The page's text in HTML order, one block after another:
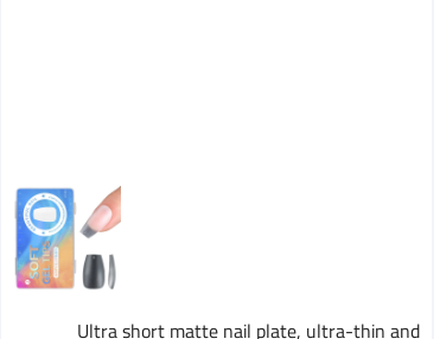
Ultra short matte nail plate, ultra-thin and